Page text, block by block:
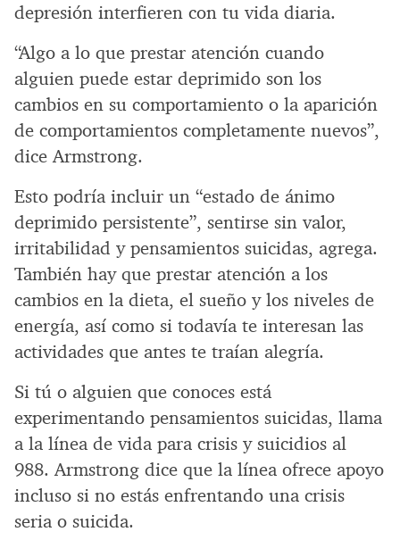
depresión interfieren con tu vida diaria.
“Algo a lo que prestar atención cuando
alguien puede estar deprimido son los
cambios en su comportamiento o la aparición
de comportamientos completamente nuevos”,
dice Armstrong.
Esto podría incluir un “estado de ánimo
deprimido persistente”, sentirse sin valor,
irritabilidad y pensamientos suicidas, agrega.
También hay que prestar atención a los
cambios en la dieta, el sueño y los niveles de
energía, así como si todavía te interesan las
actividades que antes te traían alegría.
Si tú o alguien que conoces está
experimentando pensamientos suicidas, llama
a la línea de vida para crisis y suicidios al
988. Armstrong dice que la línea ofrece apoyo
incluso si no estás enfrentando una crisis
seria o suicida.